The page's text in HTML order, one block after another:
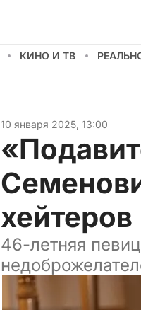
КИНО И ТВ
10 января 2025, 13:00
хейтеров
46-летняя